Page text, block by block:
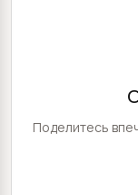
Поделитесь